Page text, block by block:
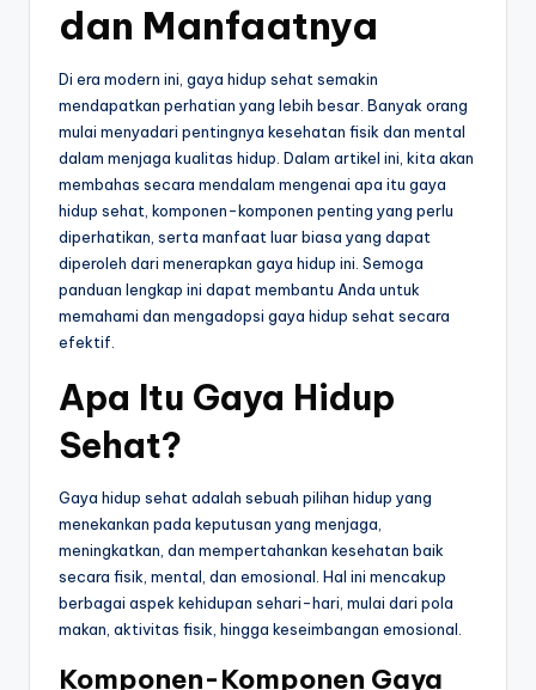
dan Manfaatnya
Di era modern ini, gaya hidup sehat semakin
mendapatkan perhatian yang lebih besar. Banyak orang
mulai menyadari pentingnya kesehatan fisik dan mental
dalam menjaga kualitas hidup. Dalam artikel ini, kita akan
membahas secara mendalam mengenai apa itu gaya
hidup sehat, komponen-komponen penting yang perlu
diperhatikan, serta manfaat luar biasa yang dapat
diperoleh dari menerapkan gaya hidup ini. Semoga
panduan lengkap ini dapat membantu Anda untuk
memahami dan mengadopsi gaya hidup sehat secara
efektif.
Apa Itu Gaya Hidup
Sehat?
Gaya hidup sehat adalah sebuah pilihan hidup yang
menekankan pada keputusan yang menjaga,
meningkatkan, dan mempertahankan kesehatan baik
secara fisik, mental, dan emosional. Hal ini mencakup
berbagai aspek kehidupan sehari-hari, mulai dari pola
makan, aktivitas fisik, hingga keseimbangan emosional.
Komponen-Komponen Gaya